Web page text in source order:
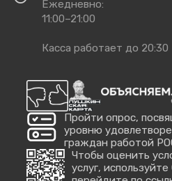
работы
Ежедневно:
11:00–21:00
Касса работает до 20:30
Пройти опрос,
уровню
граждан работой
Чтобы оценить
услуг,